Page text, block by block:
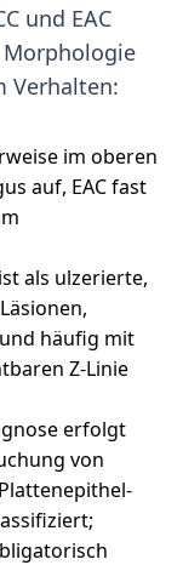
und EAC
Verhalten:
im oberen
auf, EAC fast
als ulzerierte,
häufig mit
Z-Linie
erfolgt
von